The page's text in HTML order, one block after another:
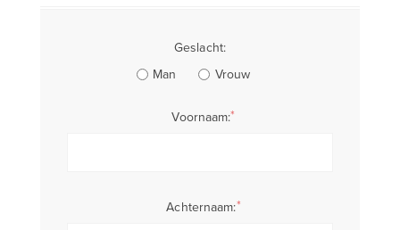
Geslacht:
Man
Vrouw
Voornaam:*
Achternaam:*